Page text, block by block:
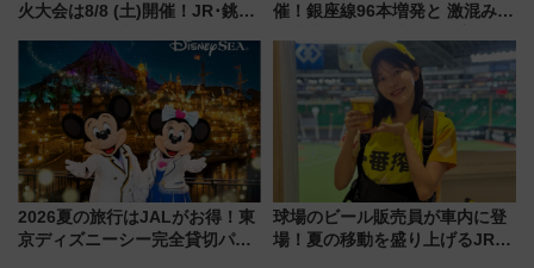
火大会は8/8 (土)開催！JR･銚子
報、利根川に咲く8,000発の大迫
力＆屋台を満喫
催！銀座線96本増発と 激混みの
アクセス攻略法、2万発の花火が
都心の夜に！
2026夏の旅行はJALがお得！東
京ディズニーシー完全貸切パー
球場のビール販売員が車内に登
場！夏の移動を盛り上げるJR九